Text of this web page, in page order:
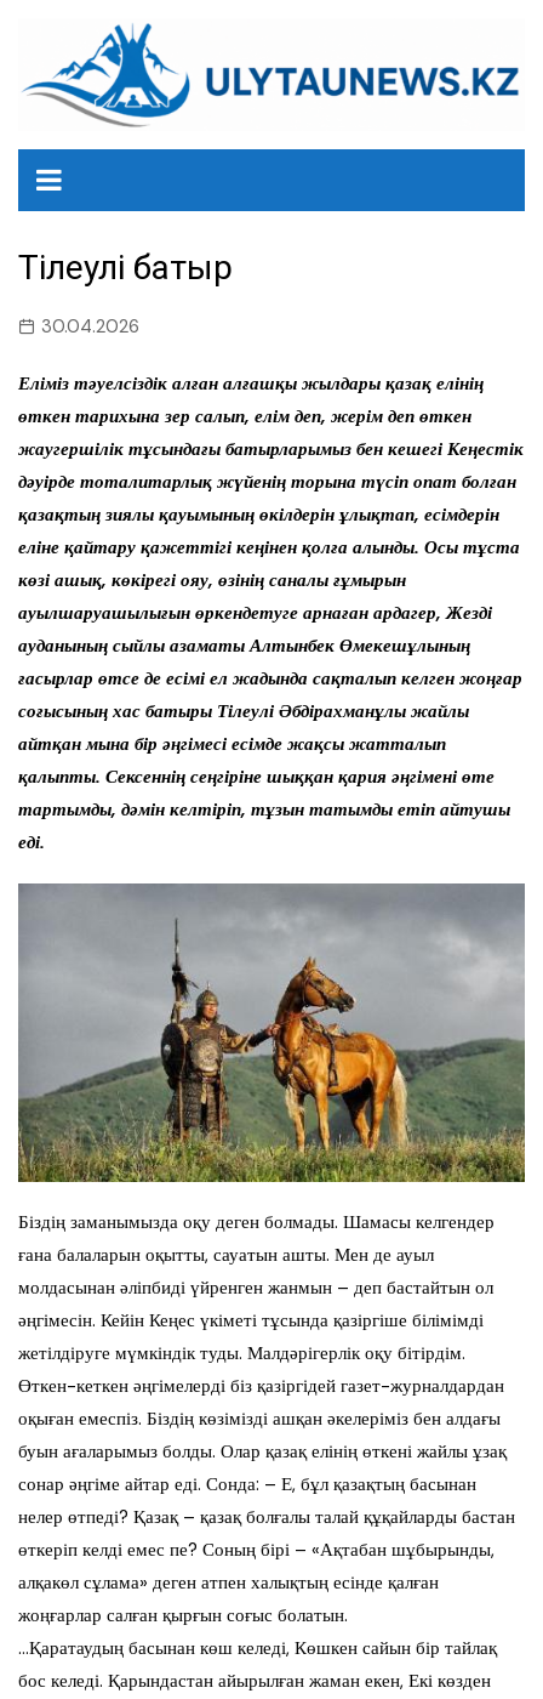
содержанию
Тілеулі батыр
30.04.2026
Еліміз тәуелсіздік алған алғашқы жылдары қазақ елінің
өткен тарихына зер салып, елім деп, жерім деп өткен
жаугершілік тұсындағы батырларымыз бен кешегі Кеңестік
дәуірде тоталитарлық жүйенің торына түсіп опат болған
қазақтың зиялы қауымының өкілдерін ұлықтап, есімдерін
еліне қайтару қажеттігі кеңінен қолға алынды. Осы тұста
көзі ашық, көкірегі ояу, өзінің саналы ғұмырын
ауылшаруашылығын өркендетуге арнаған ардагер, Жезді
ауданының сыйлы азаматы Алтынбек Өмекешұлының
ғасырлар өтсе де есімі ел жадында сақталып келген жоңғар
соғысының хас батыры Тілеулі Әбдірахманұлы жайлы
айтқан мына бір әңгімесі есімде жақсы жатталып
қалыпты. Сексеннің сеңгіріне шыққан қария әңгімені өте
тартымды, дәмін келтіріп, тұзын татымды етіп айтушы
еді.
Біздің заманымызда оқу деген болмады. Шамасы келгендер
ғана балаларын оқытты, сауатын ашты. Мен де ауыл
молдасынан әліпбиді үйренген жанмын – деп бастайтын ол
әңгімесін. Кейін Кеңес үкіметі тұсында қазіргіше білімімді
жетілдіруге мүмкіндік туды. Малдәрігерлік оқу бітірдім.
Өткен-кеткен әңгімелерді біз қазіргідей газет-журналдардан
оқыған емеспіз. Біздің көзімізді ашқан әкелеріміз бен алдағы
буын ағаларымыз болды. Олар қазақ елінің өткені жайлы ұзақ
сонар әңгіме айтар еді. Сонда: – Е, бұл қазақтың басынан
нелер өтпеді? Қазақ – қазақ болғалы талай құқайларды бастан
өткеріп келді емес пе? Соның бірі – «Ақтабан шұбырынды,
алқакөл сұлама» деген атпен халықтың есінде қалған
жоңғарлар салған қырғын соғыс болатын.
…Қаратаудың басынан көш келеді, Көшкен сайын бір тайлақ
бос келеді. Қарындастан айырылған жаман екен, Екі көзден